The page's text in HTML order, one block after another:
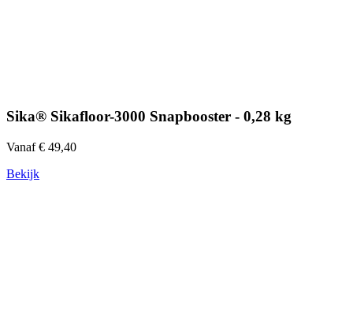
Sika® Sikafloor-3000 Snapbooster - 0,28 kg
Vanaf € 49,40
Bekijk